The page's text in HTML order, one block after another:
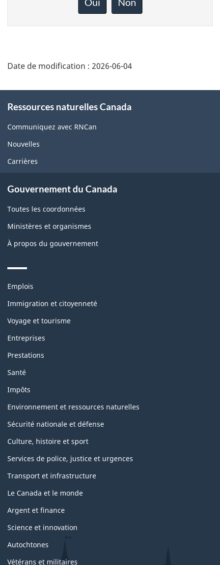
page
Date de modification : 2026-06-04
this
site
Ressources naturelles Canada
Communiquez avec RNCan
Nouvelles
Carrières
Gouvernement du Canada
Toutes les coordonnées
Ministères et organismes
À propos du gouvernement
Themes
topics
Emplois
Immigration et citoyenneté
Voyage et tourisme
Entreprises
Prestations
Santé
Impôts
Environnement et ressources naturelles
Sécurité nationale et défense
Culture, histoire et sport
Services de police, justice et urgences
Transport et infrastructure
Le Canada et le monde
Argent et finance
Science et innovation
Autochtones
Vétérans et militaires